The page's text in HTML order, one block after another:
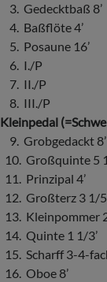
3. Gedecktbaß 8’
4. Baßflöte 4’
5. Posaune 16’
6. I./P
7. II./P
8. III./P
Kleinpedal
9. Grobgedackt 8’
10. Großquinte 5
11. Prinzipal 4’
12. Großterz 3 1/
13. Kleinpommer
14. Quinte 1 1/3’
15. Scharff 3-4-
16. Oboe 8’